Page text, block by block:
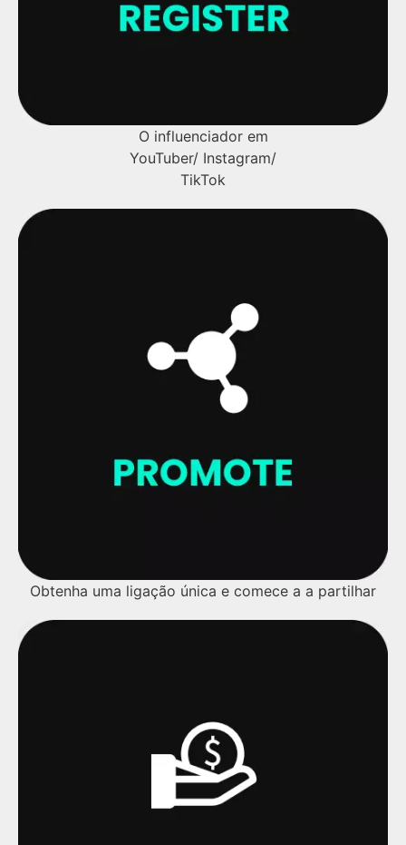
O influenciador em
YouTuber/ Instagram/
TikTok
Obtenha uma ligação única e comece a a partilhar